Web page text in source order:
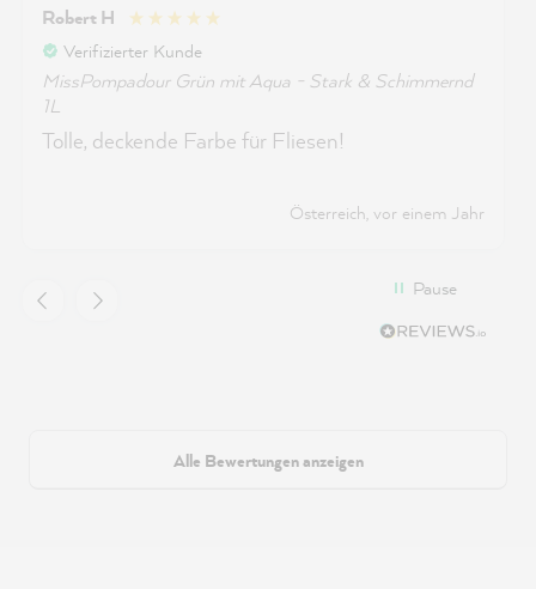
Robert H
Verifizierter Kunde
MissPompadour Grün mit Aqua - Stark & Schimmernd
1L
Tolle, deckende Farbe für Fliesen!
Österreich, vor einem Jahr
Pause
Alle Bewertungen anzeigen